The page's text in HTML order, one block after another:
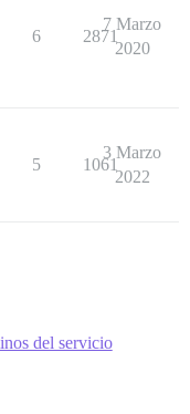
6 2871
7 Marzo
2020
5 1061
3 Marzo
2022
del servicio